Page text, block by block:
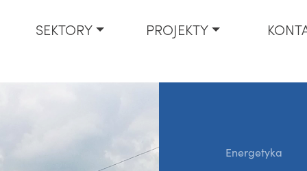
SEKTORY PROJEKTY
Energetyka